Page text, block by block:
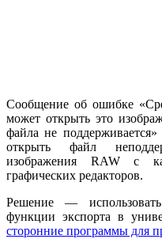
Сообщение об ошибке
может открыть это
файла не
открыть файл
изображения RAW с
графических редакторов.
Решение —
функции экспорта в
сторонние программы для